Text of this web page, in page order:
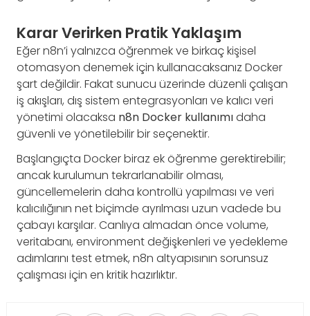
Karar Verirken Pratik Yaklaşım
Eğer n8n’i yalnızca öğrenmek ve birkaç kişisel
otomasyon denemek için kullanacaksanız Docker
şart değildir. Fakat sunucu üzerinde düzenli çalışan
iş akışları, dış sistem entegrasyonları ve kalıcı veri
yönetimi olacaksa n8n Docker kullanımıdaha
güvenli ve yönetilebilir bir seçenektir.
Başlangıçta Docker biraz ek öğrenme gerektirebilir;
ancak kurulumun tekrarlanabilir olması,
güncellemelerin daha kontrollü yapılması ve veri
kalıcılığının net biçimde ayrılması uzun vadede bu
çabayı karşılar. Canlıya almadan önce volume,
veritabanı, environment değişkenleri ve yedekleme
adımlarını test etmek, n8n altyapısının sorunsuz
çalışması için en kritik hazırlıktır.